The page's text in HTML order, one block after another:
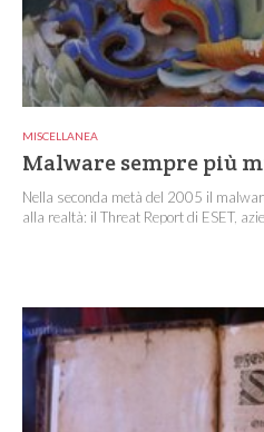
MISCELLANEA
Malware sempre più
Nella seconda metà del 2005 il
alla realtà: il Threat Report di ESET,